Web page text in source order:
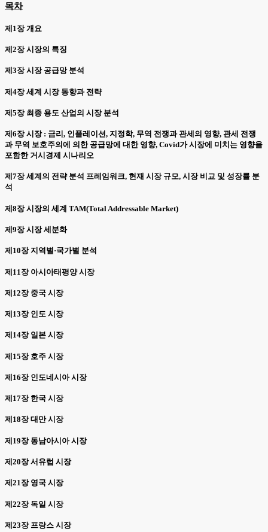
목차
제1장 개요
제2장 시장의 특징
제3장 시장 공급망 분석
제4장 세계 시장 동향과 전략
제5장 최종 용도 산업의 시장 분석
제6장 시장 : 금리, 인플레이션, 지정학, 무역 전쟁과 관세의 영향, 관세 전쟁
과 무역 보호주의에 의한 공급망에 대한 영향, Covid가 시장에 미치는 영향을
포함한 거시경제 시나리오
제7장 세계의 전략 분석 프레임워크, 현재 시장 규모, 시장 비교 및 성장률 분
석
제8장 시장의 세계 TAM(Total Addressable Market)
제9장 시장 세분화
제10장 지역별·국가별 분석
제11장 아시아태평양 시장
제12장 중국 시장
제13장 인도 시장
제14장 일본 시장
제15장 호주 시장
제16장 인도네시아 시장
제17장 한국 시장
제18장 대만 시장
제19장 동남아시아 시장
제20장 서유럽 시장
제21장 영국 시장
제22장 독일 시장
제23장 프랑스 시장